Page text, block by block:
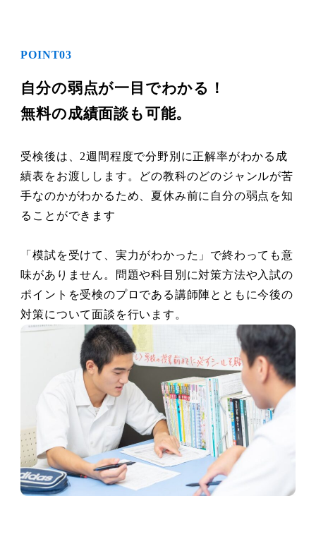
POINT03
自分の弱点が一目でわかる！
無料の成績面談も可能。
受検後は、2週間程度で分野別に正解率がわかる成
績表をお渡しします。どの教科のどのジャンルが苦
手なのかがわかるため、夏休み前に自分の弱点を知
ることができます
「模試を受けて、実力がわかった」で終わっても意
味がありません。問題や科目別に対策方法や入試の
ポイントを受検のプロである講師陣とともに今後の
対策について面談を行います。